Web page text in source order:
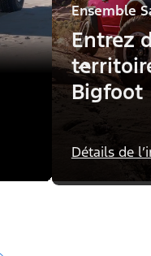
Ensemble
Entrez
Bigfoot
Détails de